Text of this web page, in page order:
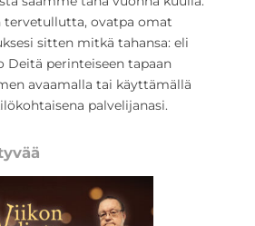
tervetullutta, ovatpa omat
sitten mitkä tahansa: eli
Deitä perinteiseen tapaan
avaamalla tai käyttämällä
palvelijanasi.